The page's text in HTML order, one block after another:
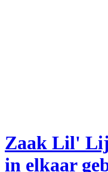
Zaak Lil'
in elkaar